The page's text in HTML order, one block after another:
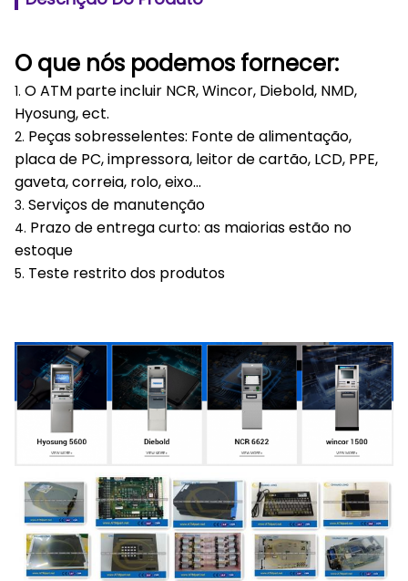
O que nós podemos fornecer:
1. O ATM parte incluir NCR, Wincor, Diebold, NMD,
Hyosung, ect.
2. Peças sobresselentes: Fonte de alimentação,
placa de PC, impressora, leitor de cartão, LCD, PPE,
gaveta, correia, rolo, eixo…
3. Serviços de manutenção
4. Prazo de entrega curto: as maiorias estão no
estoque
5. Teste restrito dos produtos